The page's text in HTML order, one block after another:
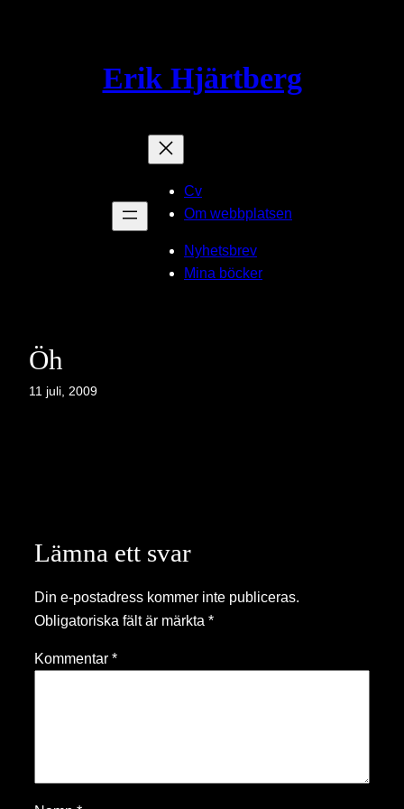
Erik Hjärtberg
Cv
Om webbplatsen
Nyhetsbrev
Mina böcker
Öh
11 juli, 2009
Lämna ett svar
Din e-postadress kommer inte publiceras.
Obligatoriska fält är märkta *
Kommentar *